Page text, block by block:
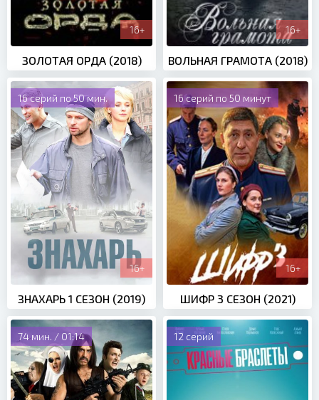
16+
ЗОЛОТАЯ ОРДА (2018)
16+
ВОЛЬНАЯ ГРАМОТА (2018)
16 серий по 50 мин.
16+
ЗНАХАРЬ 1 СЕЗОН (2019)
16 серий по 50 минут
16+
ШИФР 3 СЕЗОН (2021)
74 мин. / 01:14 12 серий